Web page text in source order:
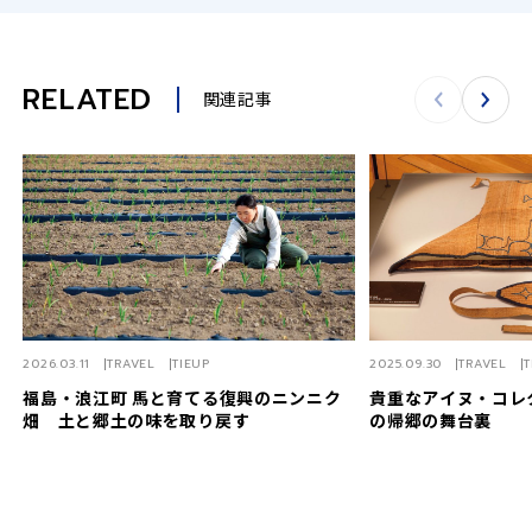
RELATED 関連記事
福島・浪江町 馬と育てる復興のニンニク
畑 土と郷土の味を取り戻す
2026.03.11 TRAVEL TIEUP
貴重なアイヌ・コ
の帰郷の舞台裏
2025.09.30 TRAVEL